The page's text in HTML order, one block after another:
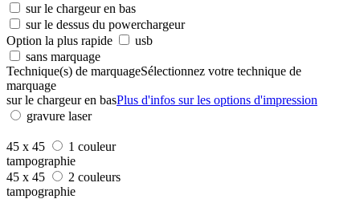
sur le chargeur en bas
sur le dessus du powerchargeur
Option la plus rapide
usb
sans marquage
Technique(s) de marquageSélectionnez votre technique de
marquage
sur le chargeur en basPlus d'infos sur les options d'impression
gravure laser
45 x 45
1 couleur
tampographie
45 x 45
2 couleurs
tampographie